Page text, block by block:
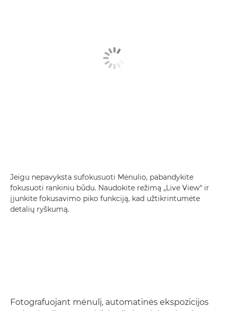
Jeigu nepavyksta sufokusuoti Mėnulio, pabandykite
fokusuoti rankiniu būdu. Naudokite režimą „Live View“ ir
įjunkite fokusavimo piko funkciją, kad užtikrintumėte
detalių ryškumą.
Fotografuojant mėnulį, automatinės ekspozicijos